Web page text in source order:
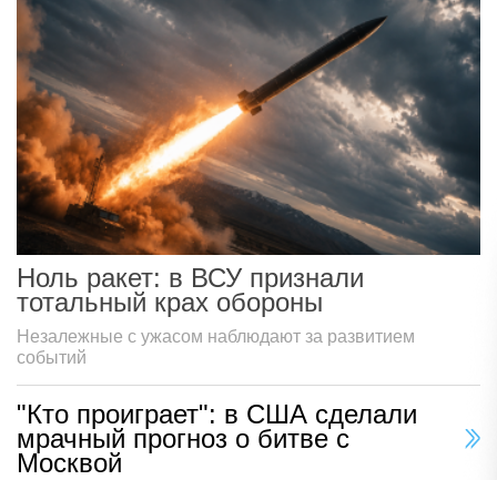
Ноль ракет: в ВСУ признали
тотальный крах обороны
Незалежные с ужасом наблюдают за развитием
событий
"Кто проиграет": в США сделали
мрачный прогноз о битве с
Москвой